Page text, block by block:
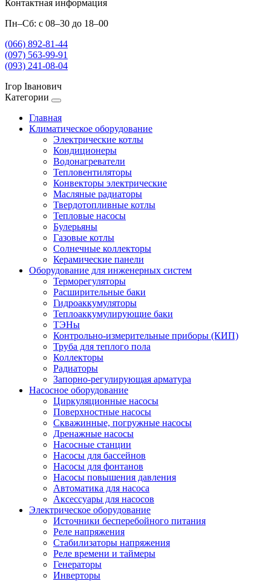
Контактная информация
Пн–Сб: с 08–30 до 18–00
(066) 892-81-44
(097) 563-99-91
(093) 241-08-04
Ігор Іванович
Категории
Главная
Климатическое оборудование
Электрические котлы
Кондиционеры
Водонагреватели
Тепловентиляторы
Конвекторы электрические
Масляные радиаторы
Твердотопливные котлы
Тепловые насосы
Булерьяны
Газовые котлы
Солнечные коллекторы
Керамические панели
Оборудование для инженерных систем
Терморегуляторы
Расширительные баки
Гидроаккумуляторы
Теплоаккумулирующие баки
ТЭНы
Контрольно-измерительные приборы (КИП)
Труба для теплого пола
Коллекторы
Радиаторы
Запорно-регулирующая арматура
Насосное оборудование
Циркуляционные насосы
Поверхностные насосы
Скважинные, погружные насосы
Дренажные насосы
Насосные станции
Насосы для бассейнов
Насосы для фонтанов
Насосы повышения давления
Автоматика для насоса
Аксессуары для насосов
Электрическое оборудование
Источники бесперебойного питания
Реле напряжения
Стабилизаторы напряжения
Реле времени и таймеры
Генераторы
Инверторы